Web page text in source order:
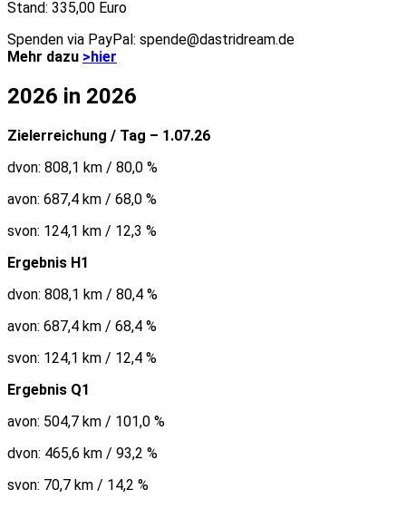
Stand: 335,00 Euro
Spenden via PayPal: spende@dastridream.de
Mehr dazu >hier
2026 in 2026
Zielerreichung / Tag – 1.07.26
dvon: 808,1 km / 80,0 %
avon: 687,4 km / 68,0 %
svon: 124,1 km / 12,3 %
Ergebnis H1
dvon: 808,1 km / 80,4 %
avon: 687,4 km / 68,4 %
svon: 124,1 km / 12,4 %
Ergebnis Q1
avon: 504,7 km / 101,0 %
dvon: 465,6 km / 93,2 %
svon: 70,7 km / 14,2 %